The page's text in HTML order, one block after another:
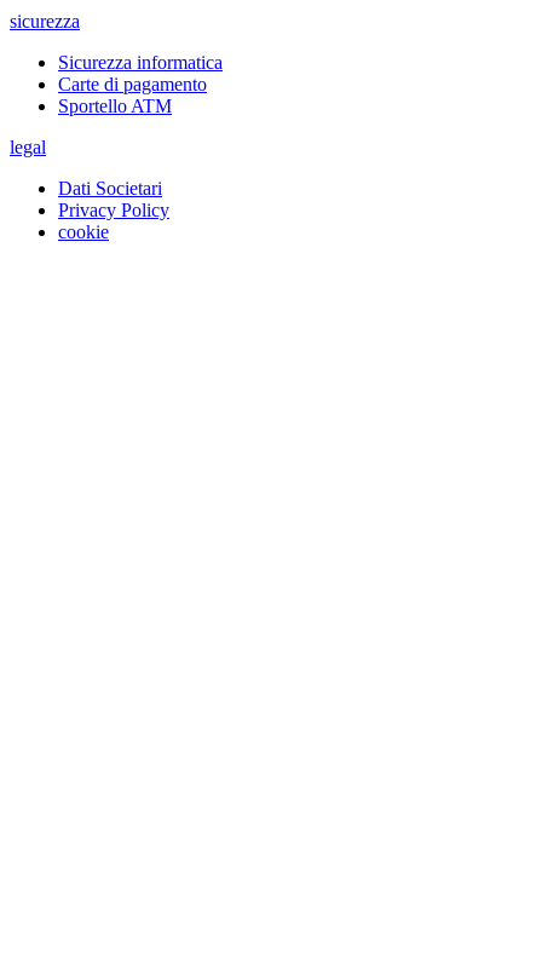
sicurezza
Sicurezza informatica
Carte di pagamento
Sportello ATM
legal
Dati Societari
Privacy Policy
cookie